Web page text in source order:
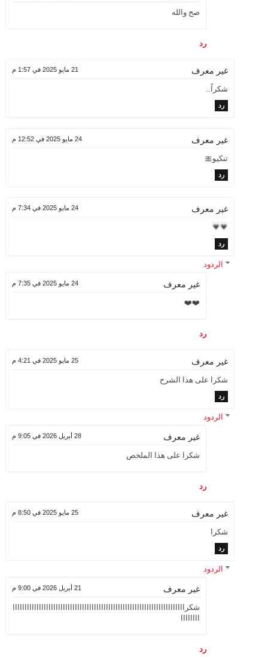
صح والله
رد
غير معرف 21 مايو 2025 في 1:57 م
شكراً...
رد
غير معرف 24 مايو 2025 في 12:52 م
تنكيو🎀
رد
غير معرف 24 مايو 2025 في 7:34 م
💗💗
رد
الردود
غير معرف 24 مايو 2025 في 7:35 م
❤️❤️
رد
غير معرف 25 مايو 2025 في 4:21 م
شكرا على هذا الشرح
رد
الردود
غير معرف 28 أبريل 2026 في 9:05 م
شكرا على هذا الملخص
رد
غير معرف 25 مايو 2025 في 8:50 م
شكرا
رد
الردود
غير معرف 21 أبريل 2026 في 9:00 م
شكراااااااااااااااااااااااااااااااااااااااااااااااااااااااااااااااااااااااا
رد